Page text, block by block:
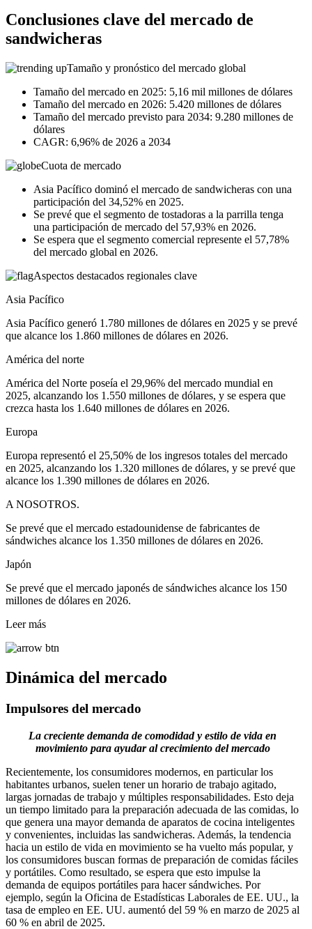
Conclusiones clave del mercado de
sandwicheras
Tamaño y pronóstico del mercado global
Tamaño del mercado en 2025: 5,16 mil millones de dólares
Tamaño del mercado en 2026: 5.420 millones de dólares
Tamaño del mercado previsto para 2034: 9.280 millones de
dólares
CAGR: 6,96% de 2026 a 2034
Cuota de mercado
Asia Pacífico dominó el mercado de sandwicheras con una
participación del 34,52% en 2025.
Se prevé que el segmento de tostadoras a la parrilla tenga
una participación de mercado del 57,93% en 2026.
Se espera que el segmento comercial represente el 57,78%
del mercado global en 2026.
Aspectos destacados regionales clave
Asia Pacífico
Asia Pacífico generó 1.780 millones de dólares en 2025 y se prevé
que alcance los 1.860 millones de dólares en 2026.
América del norte
América del Norte poseía el 29,96% del mercado mundial en
2025, alcanzando los 1.550 millones de dólares, y se espera que
crezca hasta los 1.640 millones de dólares en 2026.
Europa
Europa representó el 25,50% de los ingresos totales del mercado
en 2025, alcanzando los 1.320 millones de dólares, y se prevé que
alcance los 1.390 millones de dólares en 2026.
A NOSOTROS.
Se prevé que el mercado estadounidense de fabricantes de
sándwiches alcance los 1.350 millones de dólares en 2026.
Japón
Se prevé que el mercado japonés de sándwiches alcance los 150
millones de dólares en 2026.
Leer más
Dinámica del mercado
Impulsores del mercado
La creciente demanda de comodidad y estilo de vida en
movimiento para ayudar al crecimiento del mercado
Recientemente, los consumidores modernos, en particular los
habitantes urbanos, suelen tener un horario de trabajo agitado,
largas jornadas de trabajo y múltiples responsabilidades. Esto deja
un tiempo limitado para la preparación adecuada de las comidas, lo
que genera una mayor demanda de aparatos de cocina inteligentes
y convenientes, incluidas las sandwicheras. Además, la tendencia
hacia un estilo de vida en movimiento se ha vuelto más popular, y
los consumidores buscan formas de preparación de comidas fáciles
y portátiles. Como resultado, se espera que esto impulse la
demanda de equipos portátiles para hacer sándwiches. Por
ejemplo, según la Oficina de Estadísticas Laborales de EE. UU., la
tasa de empleo en EE. UU. aumentó del 59 % en marzo de 2025 al
60 % en abril de 2025.